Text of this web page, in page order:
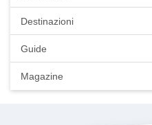
Destinazioni
Guide
Magazine